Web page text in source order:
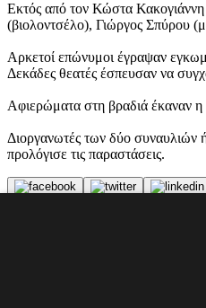
Εκτός από τον Κώστα Κακογιάννη
(βιολοντσέλο), Γιώργος Σπύρου
Αρκετοί επώνυμοι έγραψαν
Δεκάδες θεατές έσπευσαν να
Αφιερώματα στη βραδιά έκαναν
Διοργανωτές των δύο συναυλιών
προλόγισε τις παραστάσεις.